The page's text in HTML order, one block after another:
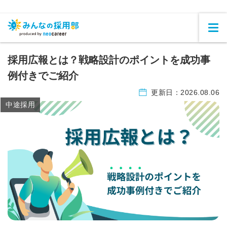
採用広報とは？戦略設計のポイントを成功事
例付きでご紹介
更新日： 2026.08.06
中途採用